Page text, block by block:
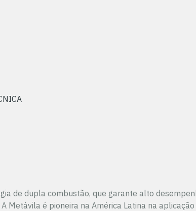
dupla combustão, que garante alto
é pioneira na América Latina na